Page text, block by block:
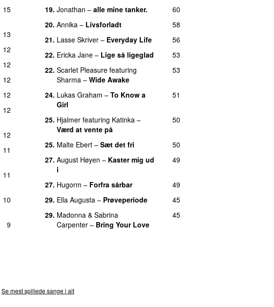
15
13
12
12
12
12
12
12
11
11
10
9
19. Jonathan –alle mine tanker.
60
20. Annika – Livsforladt
58
21. Lasse Skriver – Everyday Life
56
22. Ericka Jane – Lige så ligeglad
53
22. Scarlet Pleasure featuring
Sharma –Wide Awake
53
24. Lukas Graham –To Know a
Girl
51
25. Hjalmer featuring Katinka –
Værd at vente på
50
25. Malte Ebert –Sæt det fri
50
27. August Høyen – Kaster mig ud
i
49
27. Hugorm – Forfra sårbar
49
29. Ella Augusta – Prøveperiode
45
29. Madonna &Sabrina
Carpenter – Bring Your Love
45
Se mest spillede sange i alt